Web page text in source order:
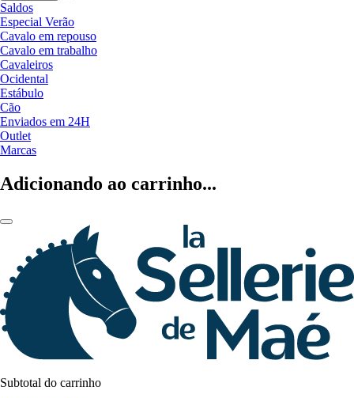
Saldos
Especial Verão
Cavalo em repouso
Cavalo em trabalho
Cavaleiros
Ocidental
Estábulo
Cão
Enviados em 24H
Outlet
Marcas
Adicionando ao carrinho...
Subtotal do carrinho